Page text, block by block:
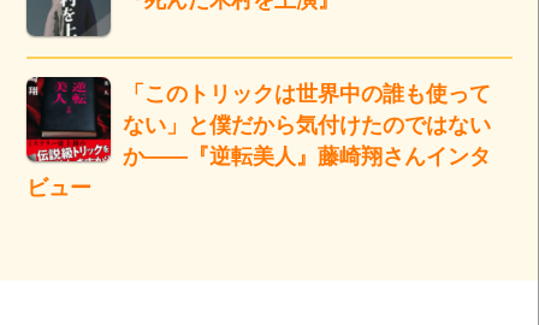
「このトリックは世界中の誰も使って
ない」と僕だから気付けたのではない
か――『逆転美人』藤崎翔さんインタ
ビュー